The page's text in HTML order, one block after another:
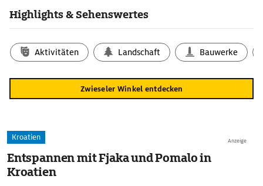
Highlights & Sehenswertes
Aktivitäten Landschaft Bauwerke
Zwieseler Winkel entdecken
Anzeige
Kroatien
Entspannen mit Fjaka und Pomalo in
Kroatien